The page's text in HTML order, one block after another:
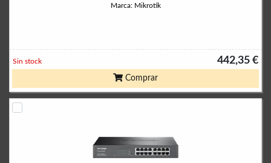
Marca: Mikrotik
442,35 €
Sin stock
Comprar